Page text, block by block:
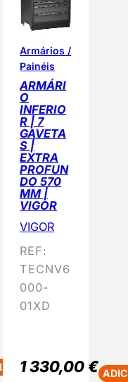
Armários /
Painéis
ARMÁRI
O
INFERIO
R | 7
GAVETA
S |
EXTRA
PROFUN
DO 570
MM |
VIGOR
VIGOR
REF:
TECNV6
000-
01XD
1 330,00€